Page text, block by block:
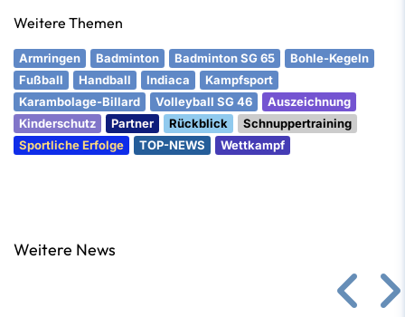
Weitere Themen
Armringen Badminton Badminton SG 65
Bohle-Kegeln
Fußball
Handball Indiaca
Kampfsport
Karambolage-Billard
Volleyball SG 46
Auszeichnung
Kinderschutz
Partner Rückblick
Schnuppertraining
Sportliche Erfolge
TOP-NEWS Wettkampf
Weitere News